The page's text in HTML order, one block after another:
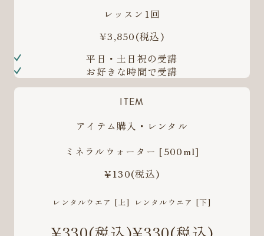
レッスン1回
¥3,850(税込)
平日・土日祝の受講
お好きな時間で受講
ITEM
アイテム購入・レンタル
ミネラルウォーター [500ml]
¥130(税込)
レンタルウエア [上] レンタルウエア [下]